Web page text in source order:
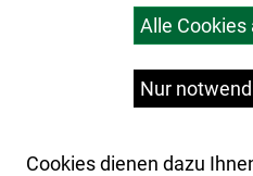
Gepäckträger: MIK-
aus Aluminium, max.
Ständer: Pletscher Comp
Kunststoff, vorn
Versandkosten
Alle
Nur
Cookies dienen dazu